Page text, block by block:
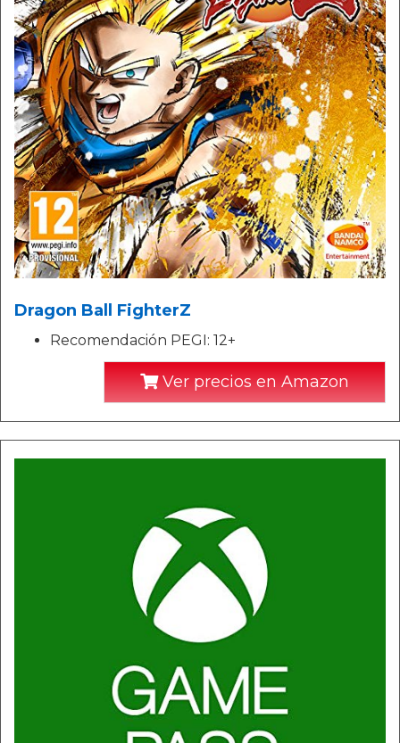
Dragon Ball FighterZ
Recomendación PEGI: 12+
Ver precios en Amazon